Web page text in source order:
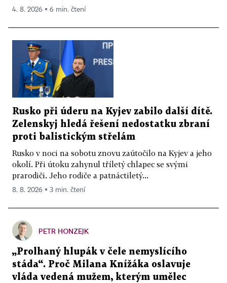
4. 8. 2026 ▪ 6 min. čtení
Rusko při úderu na Kyjev zabilo další dítě.
Zelenskyj hledá řešení nedostatku zbraní
proti balistickým střelám
Rusko v noci na sobotu znovu zaútočilo na Kyjev a jeho
okolí. Při útoku zahynul tříletý chlapec se svými
prarodiči. Jeho rodiče a patnáctiletý...
8. 8. 2026 ▪ 3 min. čtení
PETR HONZEJK
„Prolhaný hlupák v čele nemyslícího
stáda“. Proč Milana Knížáka oslavuje
vláda vedená mužem, kterým umělec